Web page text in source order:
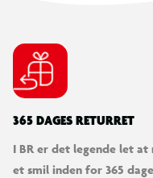
OBS! Varen er
garanteres.
365 DAGES RETURRET
I BR er det legende let
et smil inden for 365